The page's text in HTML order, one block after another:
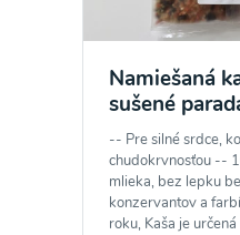
Namiešaná
sušené
-- Pre silné srdce,
chudokrvnosťou --
mlieka, bez lepku
konzervantov a
roku, Kaša je